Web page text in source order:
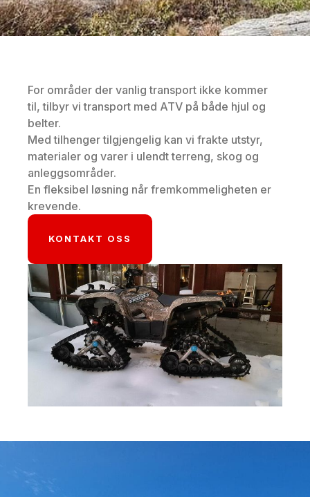
For områder der vanlig transport ikke kommer
til, tilbyr vi transport med ATV på både hjul og
belter.
Med tilhenger tilgjengelig kan vi frakte utstyr,
materialer og varer i ulendt terreng, skog og
anleggsområder.
En fleksibel løsning når fremkommeligheten er
krevende.
KONTAKT OSS